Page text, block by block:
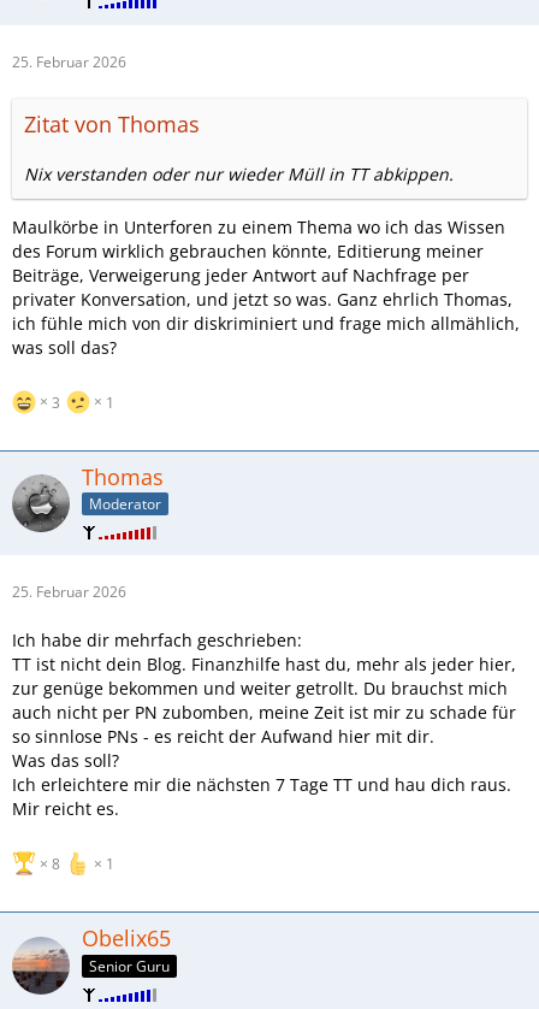
25. Februar 2026
Zitat von Thomas
Nix verstanden oder nur wieder Müll in TT abkippen.
Maulkörbe in Unterforen zu einem Thema wo ich das Wissen
des Forum wirklich gebrauchen könnte, Editierung meiner
Beiträge, Verweigerung jeder Antwort auf Nachfrage per
privater Konversation, und jetzt so was. Ganz ehrlich Thomas,
ich fühle mich von dir diskriminiert und frage mich allmählich,
was soll das?
3 1
Thomas
Moderator
25. Februar 2026
Ich habe dir mehrfach geschrieben:
TT ist nicht dein Blog. Finanzhilfe hast du, mehr als jeder hier,
zur genüge bekommen und weiter getrollt. Du brauchst mich
auch nicht per PN zubomben, meine Zeit ist mir zu schade für
so sinnlose PNs - es reicht der Aufwand hier mit dir.
Was das soll?
Ich erleichtere mir die nächsten 7 Tage TT und hau dich raus.
Mir reicht es.
8 1
Obelix65
Senior Guru